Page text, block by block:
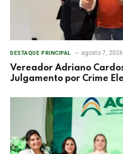
DESTAQUE PRINCIPAL agosto 7, 2026
Vereador Adriano
Julgamento por Crime